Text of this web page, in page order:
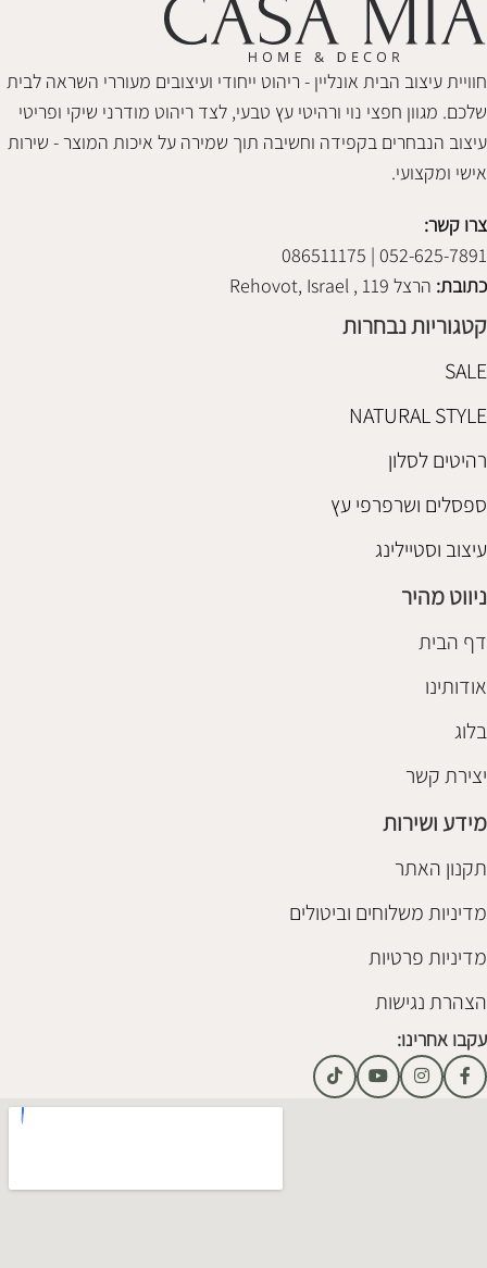
חוויית עיצוב הבית אונליין - ריהוט ייחודי ועיצובים מעוררי השראה לבית
שלכם. מגוון חפצי נוי ורהיטי עץ טבעי, לצד ריהוט מודרני שיקי ופריטי
עיצוב הנבחרים בקפידה וחשיבה תוך שמירה על איכות המוצר - שירות
אישי ומקצועי.
צרו קשר:
052-625-7891 | 086511175
כתובת: הרצל 119 , Rehovot, Israel
קטגוריות נבחרות
SALE
NATURAL STYLE
רהיטים לסלון
ספסלים ושרפרפי עץ
עיצוב וסטיילינג
ניווט מהיר
דף הבית
אודותינו
בלוג
יצירת קשר
מידע ושירות
תקנון האתר
מדיניות משלוחים וביטולים
מדיניות פרטיות
הצהרת נגישות
עקבו אחרינו: